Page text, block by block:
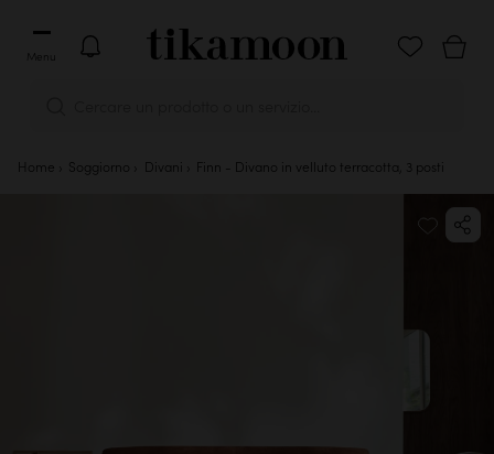
Menu
Home Soggiorno Divani Finn - Divano in velluto terracotta, 3 posti